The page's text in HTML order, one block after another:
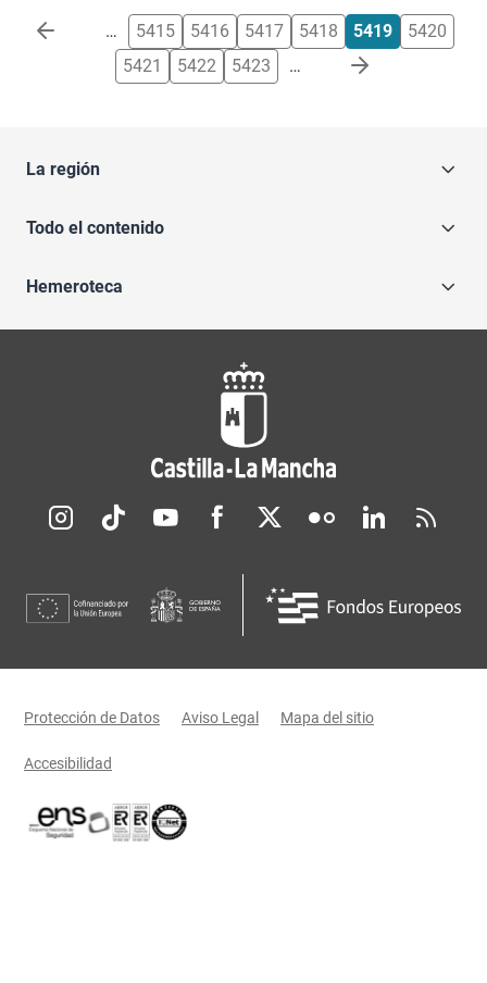
Paginación … 5415 5416 5417 5418 5419
5420
5421
5422 5423 …
La región
Todo el contenido
Hemeroteca
Redes sociales JCCM
Menú legal
Protección de Datos Aviso Legal Mapa del sitio
Accesibilidad